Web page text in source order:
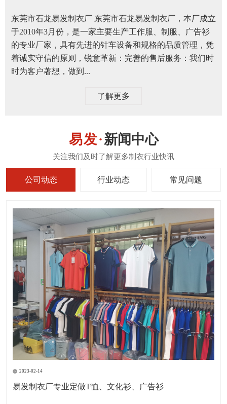
东莞市石龙易发制衣厂 东莞市石龙易发制衣厂，本厂成立
于2010年3月份，是一家主要生产工作服、制服、广告衫
的专业厂家，具有先进的针车设备和规格的品质管理，凭
着诚实守信的原则，锐意革新：完善的售后服务：我们时
时为客户著想，做到...
了解更多
新闻中心
公司动态 行业动态 常见问题
2023-02-14
易发制衣厂专业定做T恤、文化衫、广告衫